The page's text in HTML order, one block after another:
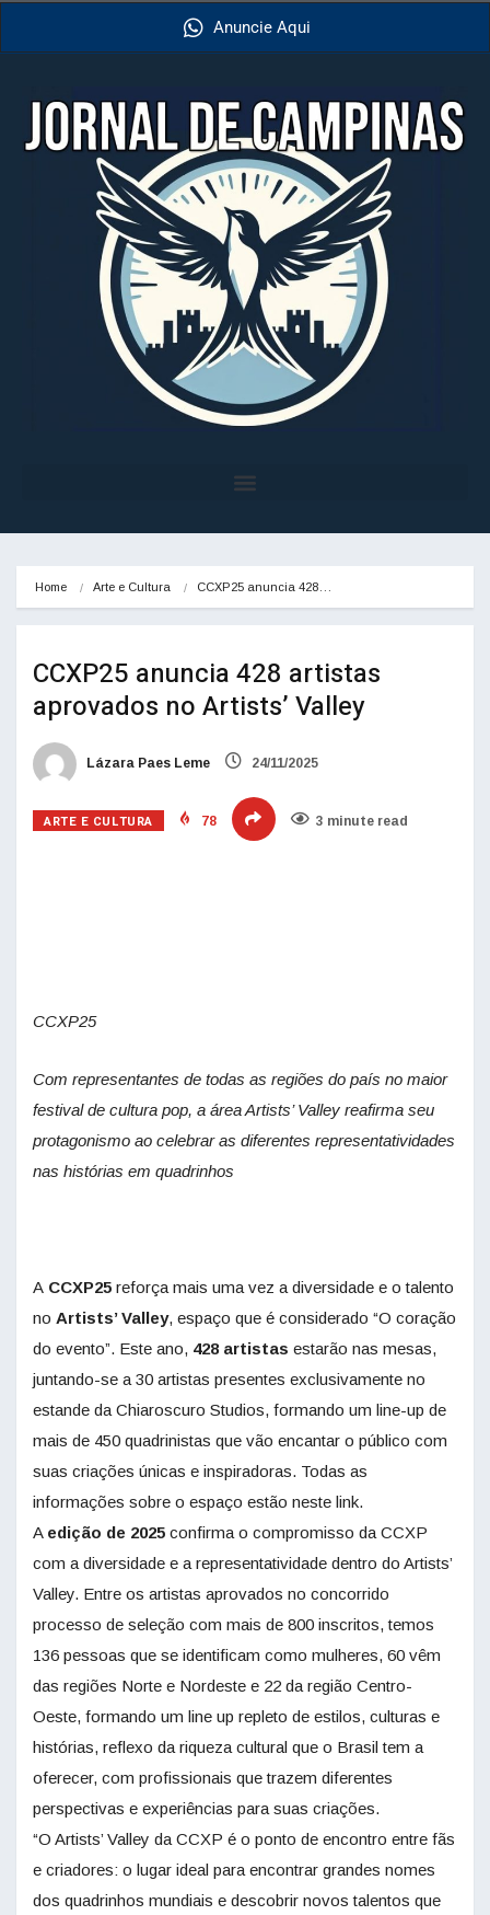
Anuncie Aqui
Home Arte e Cultura CCXP25 anuncia 428…
CCXP25 anuncia 428 artistas
aprovados no Artists’ Valley
Lázara Paes Leme 24/11/2025
ARTE E CULTURA 78 3 minute read
CCXP25
Com representantes de todas as regiões do país no maior
festival de cultura pop, a área Artists’ Valley reafirma seu
protagonismo ao celebrar as diferentes representatividades
nas histórias em quadrinhos
A CCXP25 reforça mais uma vez a diversidade e o talento
no Artists’ Valley, espaço que é considerado “O coração
do evento”. Este ano, 428 artistas estarão nas mesas,
juntando-se a 30 artistas presentes exclusivamente no
estande da Chiaroscuro Studios, formando um line-up de
mais de 450 quadrinistas que vão encantar o público com
suas criações únicas e inspiradoras. Todas as
informações sobre o espaço estão neste link.
A edição de 2025 confirma o compromisso da CCXP
com a diversidade e a representatividade dentro do Artists’
Valley. Entre os artistas aprovados no concorrido
processo de seleção com mais de 800 inscritos, temos
136 pessoas que se identificam como mulheres, 60 vêm
das regiões Norte e Nordeste e 22 da região Centro-
Oeste, formando um line up repleto de estilos, culturas e
histórias, reflexo da riqueza cultural que o Brasil tem a
oferecer, com profissionais que trazem diferentes
perspectivas e experiências para suas criações.
“O Artists’ Valley da CCXP é o ponto de encontro entre fãs
e criadores: o lugar ideal para encontrar grandes nomes
dos quadrinhos mundiais e descobrir novos talentos que